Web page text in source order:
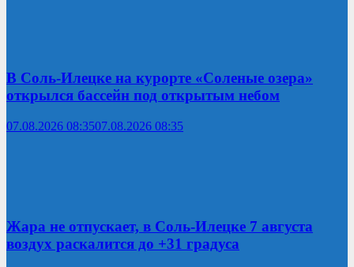
В Соль-Илецке на курорте «Соленые озера»
открылся бассейн под открытым небом
07.08.2026 08:3507.08.2026 08:35
Жара не отпускает, в Соль-Илецке 7 августа
воздух раскалится до +31 градуса